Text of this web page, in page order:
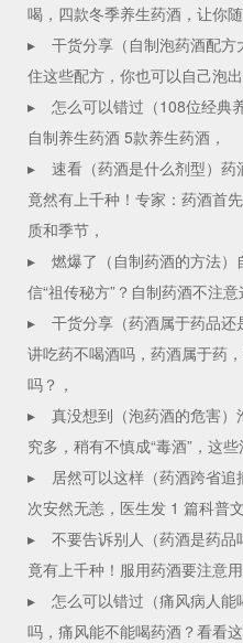
喝，四款冬季养生药酒，让你
▸
干货分享（自制泡药酒配
住这些配方，你也可以自己泡
▸
怎么可以错过（108位经典
自制养生药酒 5款养生药酒，
▸
速看（药酒是什么剂型）
竟然有上千种！专家：药酒首
质和季节，
▸
燃爆了（自制药酒的方法
信“祖传秘方”？自制药酒不注
▸
干货分享（药酒属于药品
讲吃药不喝酒吗，药酒属于药
吗？，
▸
真没想到（泡药酒的危害
究多，稍有不慎成“毒酒”，这
▸
居然可以这样（药酒跨省
次安然无恙，医生发 1 篇科普
▸
不要告诉别人（药酒是药
竟有上千种！服用药酒要注意
▸
怎么可以错过（痛风病人
吗，痛风能不能喝药酒？看看